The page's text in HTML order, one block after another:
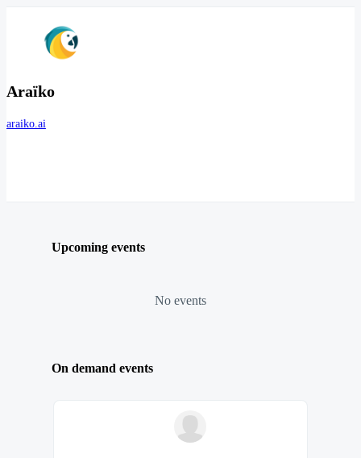
Araïko
araiko.ai
Upcoming events
No events
On demand events